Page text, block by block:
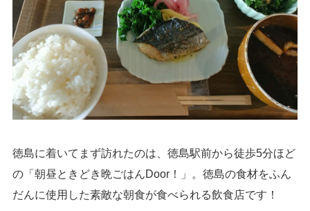
徳島に着いてまず訪れたのは、徳島駅前から徒歩5分ほど
の「朝昼ときどき晩ごはんDoor！」。徳島の食材をふん
だんに使用した素敵な朝食が食べられる飲食店です！